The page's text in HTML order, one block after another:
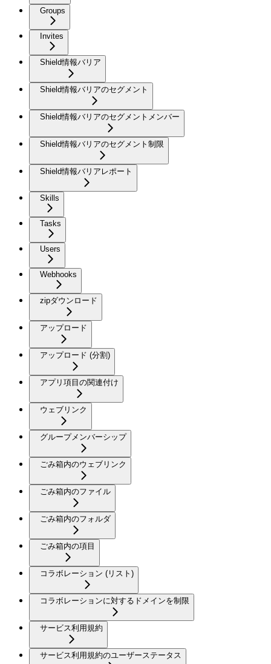
Groups
Invites
Shield情報バリア
Shield情報バリアのセグメント
Shield情報バリアのセグメントメンバー
Shield情報バリアのセグメント制限
Shield情報バリアレポート
Skills
Tasks
Users
Webhooks
zipダウンロード
アップロード
アップロード (分割)
アプリ項目の関連付け
ウェブリンク
グループメンバーシップ
ごみ箱内のウェブリンク
ごみ箱内のファイル
ごみ箱内のフォルダ
ごみ箱内の項目
コラボレーション (リスト)
コラボレーションに対するドメインを制限
サービス利用規約
サービス利用規約のユーザーステータス